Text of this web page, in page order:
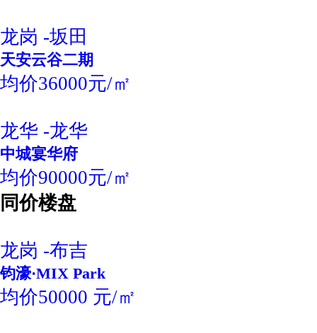
龙岗 -坂田
天安云谷二期
均价36000元/㎡
龙华 -龙华
中城宴华府
均价90000元/㎡
同价楼盘
龙岗 -布吉
钧濠·MIX Park
均价50000 元/㎡